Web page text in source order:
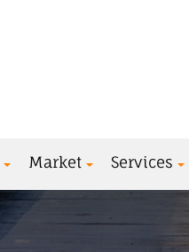
Market Services